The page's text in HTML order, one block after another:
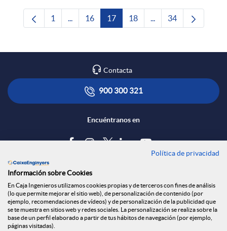
Página
1 ...Páginas intermedias Use TAB para
Página
16 Página
17 Página
18 ...Páginas intermedias
Página
34
Contacta
900 300 321
Encuéntranos en
Tablón de anuncios
Política de cookies
Aviso legal
Seguridad Online
Política de privacidad
Información sobre Cookies
En Caja Ingenieros utilizamos cookies propias y de terceros con fines de análisis
(lo que permite mejorar el sitio web), de personalización de contenido (por
ejemplo, recomendaciones de vídeos) y de personalización de la publicidad que
se te muestra en sitios web y redes sociales. La personalización se realiza sobre la
base de un perfil elaborado a partir de tus hábitos de navegación (por ejemplo,
páginas visitadas).